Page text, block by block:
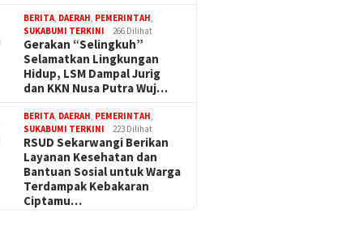
BERITA, DAERAH, PEMERINTAH,
SUKABUMI TERKINI
266 Dilihat
Gerakan “Selingkuh”
Selamatkan Lingkungan
Hidup, LSM Dampal Jurig
dan KKN Nusa Putra Wuj…
BERITA, DAERAH, PEMERINTAH,
SUKABUMI TERKINI
223 Dilihat
RSUD Sekarwangi Berikan
Layanan Kesehatan dan
Bantuan Sosial untuk Warga
Terdampak Kebakaran
Ciptamu…